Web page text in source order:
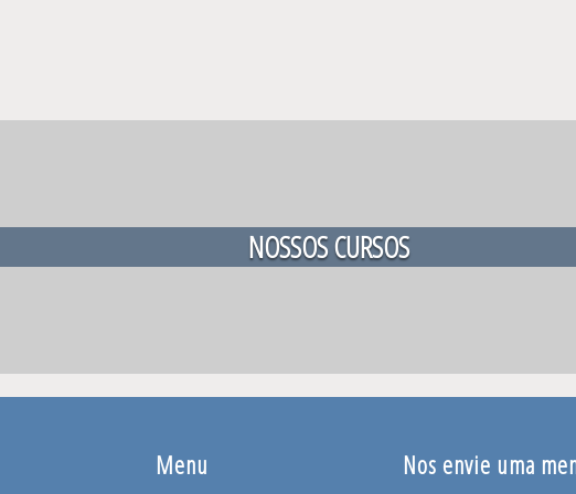
NOSSOS CURSOS
Menu Nos envie uma